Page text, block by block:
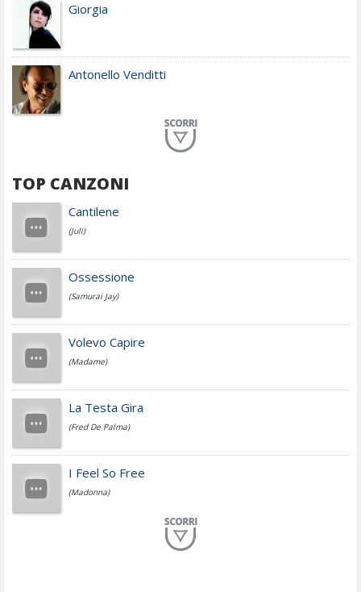
Giorgia
Antonello Venditti
Achille Lauro
Cesare Cremonini
Jovanotti
Fedez
Simone Cristicchi
TOP CANZONI
Cantilene
(Juli)
Ossessione
(Samurai Jay)
Volevo Capire
(Madame)
La Testa Gira
(Fred De Palma)
I Feel So Free
(Madonna)